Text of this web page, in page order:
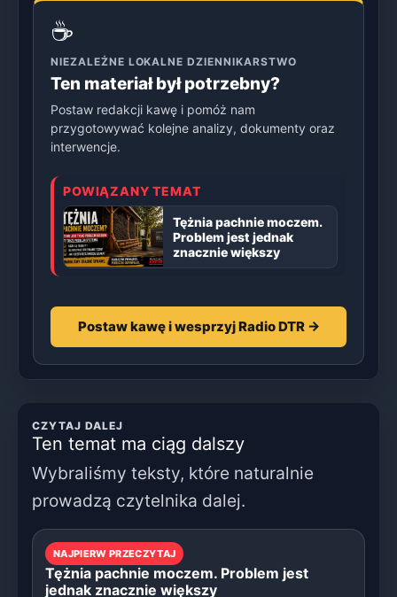
☕
NIEZALEŻNE LOKALNE DZIENNIKARSTWO
Ten materiał był potrzebny?
Postaw redakcji kawę i pomóż nam
przygotowywać kolejne analizy, dokumenty oraz
interwencje.
POWIĄZANY TEMAT
Tężnia pachnie moczem.
Problem jest jednak
znacznie większy
Postaw kawę i wesprzyj Radio DTR →
CZYTAJ DALEJ
Ten temat ma ciąg dalszy
Wybraliśmy teksty, które naturalnie
prowadzą czytelnika dalej.
NAJPIERW PRZECZYTAJ
Tężnia pachnie moczem. Problem jest
jednak znacznie większy